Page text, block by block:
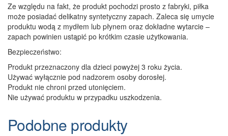
Ze względu na fakt, że produkt pochodzi prosto z fabryki, piłka
może posiadać delikatny syntetyczny zapach. Zaleca się umycie
produktu wodą z mydłem lub płynem oraz dokładne wytarcie –
zapach powinien ustąpić po krótkim czasie użytkowania.
Bezpieczeństwo:
Produkt przeznaczony dla dzieci powyżej 3 roku życia.
Używać wyłącznie pod nadzorem osoby dorosłej.
Produkt nie chroni przed utonięciem.
Nie używać produktu w przypadku uszkodzenia.
Podobne produkty